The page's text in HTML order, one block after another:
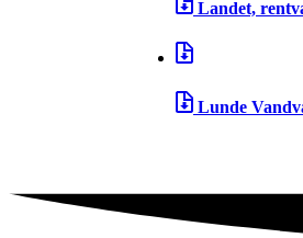
Landet,
Lunde